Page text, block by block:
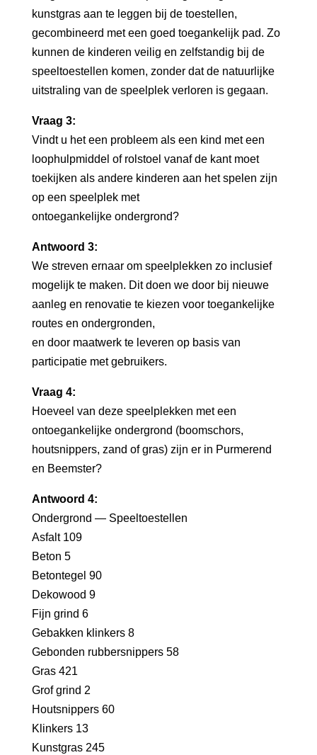
kunstgras aan te leggen bij de toestellen,
gecombineerd met een goed toegankelijk pad. Zo
kunnen de kinderen veilig en zelfstandig bij de
speeltoestellen komen, zonder dat de natuurlijke
uitstraling van de speelplek verloren is gegaan.
Vraag 3:
Vindt u het een probleem als een kind met een
loophulpmiddel of rolstoel vanaf de kant moet
toekijken als andere kinderen aan het spelen zijn
op een speelplek met
ontoegankelijke ondergrond?
Antwoord 3:
We streven ernaar om speelplekken zo inclusief
mogelijk te maken. Dit doen we door bij nieuwe
aanleg en renovatie te kiezen voor toegankelijke
routes en ondergronden,
en door maatwerk te leveren op basis van
participatie met gebruikers.
Vraag 4:
Hoeveel van deze speelplekken met een
ontoegankelijke ondergrond (boomschors,
houtsnippers, zand of gras) zijn er in Purmerend
en Beemster?
Antwoord 4:
Ondergrond — Speeltoestellen
Asfalt 109
Beton 5
Betontegel 90
Dekowood 9
Fijn grind 6
Gebakken klinkers 8
Gebonden rubbersnippers 58
Gras 421
Grof grind 2
Houtsnippers 60
Klinkers 13
Kunstgras 245